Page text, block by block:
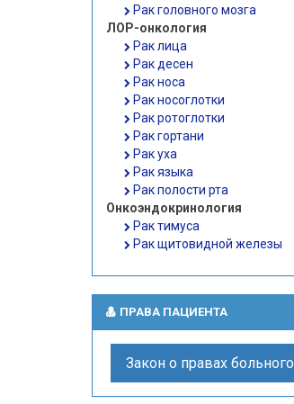
Рак головного мозга
ЛОР-онкология
Рак лица
Рак десен
Рак носа
Рак носоглотки
Рак ротоглотки
Рак гортани
Рак уха
Рак языка
Рак полости рта
Онкоэндокринология
Рак тимуса
Рак щитовидной железы
ПРАВА ПАЦИЕНТА
Закон о правах больного